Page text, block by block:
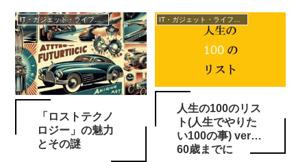
IT・ガジェット・ライフスタイル
「ロストテクノ
ロジー」の魅力
とその謎
IT・ガジェット・ライフスタイル
人生の100のリス
ト(人生でやりた
い100の事) ver3
60歳までに